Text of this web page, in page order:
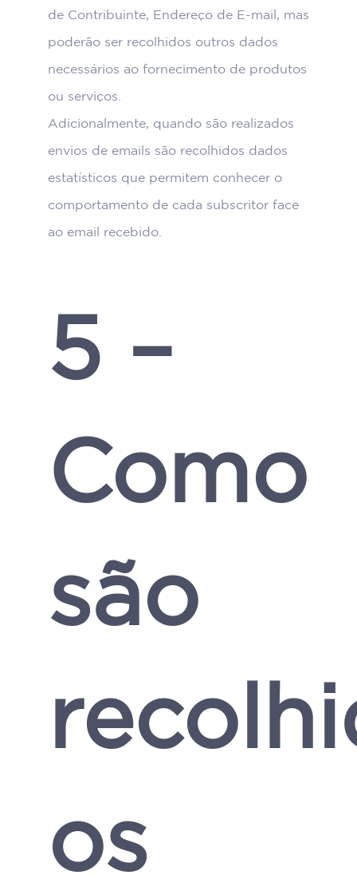
de Contribuinte, Endereço de E-mail, mas
poderão ser recolhidos outros dados
necessários ao fornecimento de produtos
ou serviços.
Adicionalmente, quando são realizados
envios de emails são recolhidos dados
estatísticos que permitem conhecer o
comportamento de cada subscritor face
ao email recebido.
5 –
Como
são
os